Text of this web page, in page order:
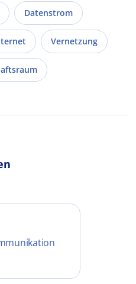
Datenstrom
Vernetzung